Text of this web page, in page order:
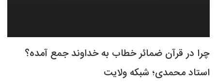
چرا در قرآن ضمائر خطاب به خداوند جمع آمده؟
استاد محمدی؛ شبکه ولایت